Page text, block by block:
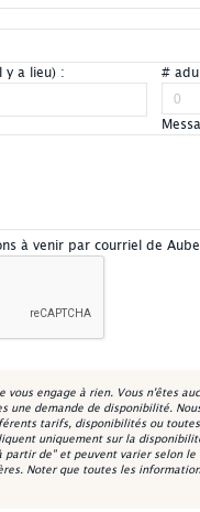
y a lieu) : #
à venir par courriel de
vous engage à rien. Vous n'êtes
une demande de disponibilité.
tarifs, disponibilités ou
uniquement sur la
de" et peuvent varier selon
Noter que toutes les